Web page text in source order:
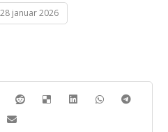
28 januar 2026